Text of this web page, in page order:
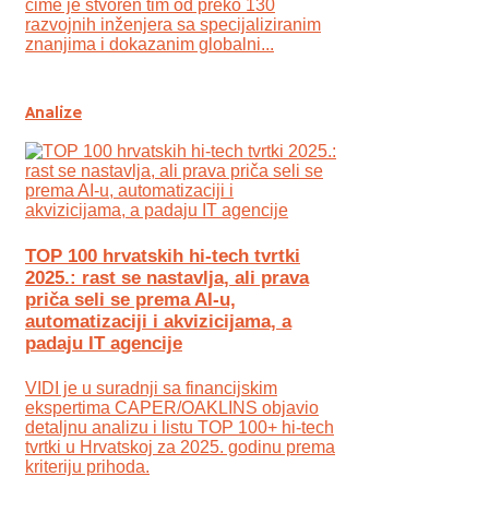
čime je stvoren tim od preko 130
razvojnih inženjera sa specijaliziranim
znanjima i dokazanim globalni...
Analize
TOP 100 hrvatskih hi-tech tvrtki
2025.: rast se nastavlja, ali prava
priča seli se prema AI-u,
automatizaciji i akvizicijama, a
padaju IT agencije
VIDI je u suradnji sa financijskim
ekspertima CAPER/OAKLINS objavio
detaljnu analizu i listu TOP 100+ hi-tech
tvrtki u Hrvatskoj za 2025. godinu prema
kriteriju prihoda.